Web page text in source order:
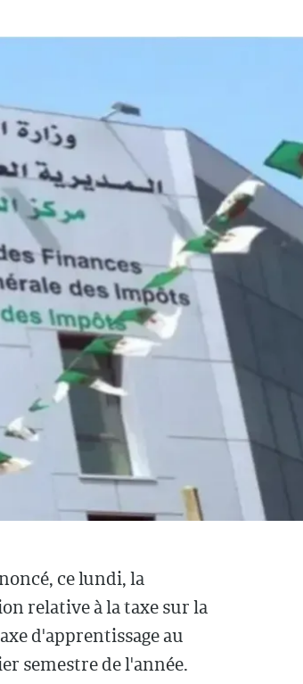
ce lundi, la
relative à la taxe sur la
d'apprentissage au
semestre de l'année.